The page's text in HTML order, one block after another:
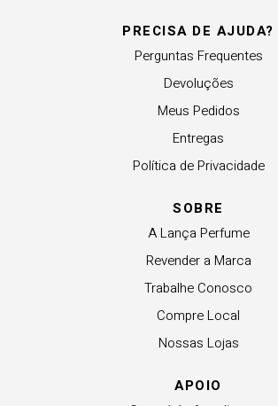
PRECISA DE AJUDA?
Perguntas Frequentes
Devoluções
Meus Pedidos
Entregas
Política de Privacidade
SOBRE
A Lança Perfume
Revender a Marca
Trabalhe Conosco
Compre Local
Nossas Lojas
APOIO